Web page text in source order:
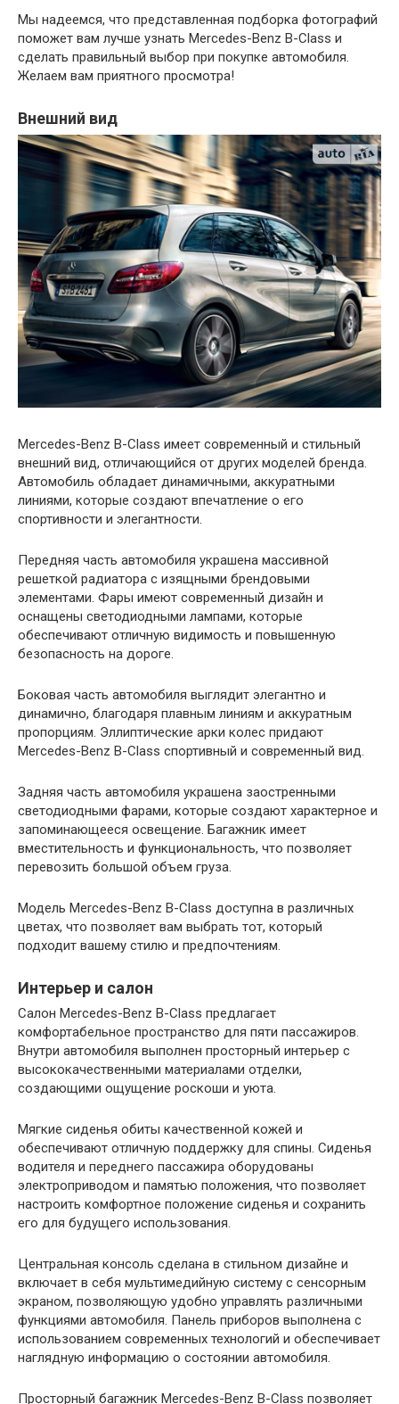
Мы надеемся, что представленная подборка фотографий
поможет вам лучше узнать Mercedes-Benz B-Class и
сделать правильный выбор при покупке автомобиля.
Желаем вам приятного просмотра!
Внешний вид
Mercedes-Benz B-Class имеет современный и стильный
внешний вид, отличающийся от других моделей бренда.
Автомобиль обладает динамичными, аккуратными
линиями, которые создают впечатление о его
спортивности и элегантности.
Передняя часть автомобиля украшена массивной
решеткой радиатора с изящными брендовыми
элементами. Фары имеют современный дизайн и
оснащены светодиодными лампами, которые
обеспечивают отличную видимость и повышенную
безопасность на дороге.
Боковая часть автомобиля выглядит элегантно и
динамично, благодаря плавным линиям и аккуратным
пропорциям. Эллиптические арки колес придают
Mercedes-Benz B-Class спортивный и современный вид.
Задняя часть автомобиля украшена заостренными
светодиодными фарами, которые создают характерное и
запоминающееся освещение. Багажник имеет
вместительность и функциональность, что позволяет
перевозить большой объем груза.
Модель Mercedes-Benz B-Class доступна в различных
цветах, что позволяет вам выбрать тот, который
подходит вашему стилю и предпочтениям.
Интерьер и салон
Салон Mercedes-Benz B-Class предлагает
комфортабельное пространство для пяти пассажиров.
Внутри автомобиля выполнен просторный интерьер с
высококачественными материалами отделки,
создающими ощущение роскоши и уюта.
Мягкие сиденья обиты качественной кожей и
обеспечивают отличную поддержку для спины. Сиденья
водителя и переднего пассажира оборудованы
электроприводом и памятью положения, что позволяет
настроить комфортное положение сиденья и сохранить
его для будущего использования.
Центральная консоль сделана в стильном дизайне и
включает в себя мультимедийную систему с сенсорным
экраном, позволяющую удобно управлять различными
функциями автомобиля. Панель приборов выполнена с
использованием современных технологий и обеспечивает
наглядную информацию о состоянии автомобиля.
Просторный багажник Mercedes-Benz B-Class позволяет